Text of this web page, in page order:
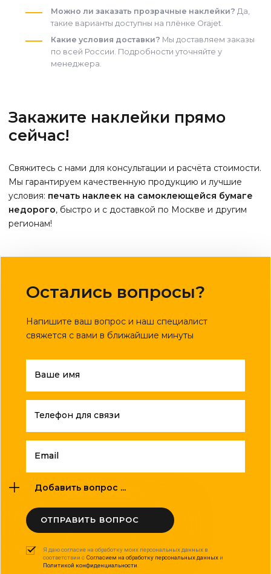
Можно ли заказать прозрачные наклейки? Да,
такие варианты доступны на плёнке Orajet.
Какие условия доставки? Мы доставляем заказы
по всей России. Подробности уточняйте у
менеджера.
Закажите наклейки прямо
сейчас!
Свяжитесь с нами для консультации и расчёта стоимости.
Мы гарантируем качественную продукцию и лучшие
условия: печать наклеек на самоклеющейся бумаге
недорого, быстро и с доставкой по Москве и другим
регионам!
Остались вопросы?
Напишите ваш вопрос и наш специалист
свяжется с вами в ближайшие минуты
Ваше имя
Телефон для связи
Email
Добавить вопрос ...
ОТПРАВИТЬ ВОПРОС
Я даю согласие на обработку моих персональных данных в
соответствии с Согласием на обработку персональных данных и
Политикой конфиденциальности